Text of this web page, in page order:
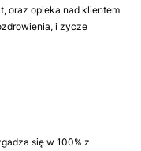
oraz opieka nad klientem
i zycze
się w 100% z